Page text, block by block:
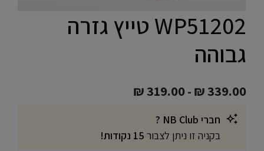
WP51202 טייץ גזרה
גבוהה
₪ 319.00 - ₪ 339.00
חברי NB Club ?
בקניה זו ניתן לצבור